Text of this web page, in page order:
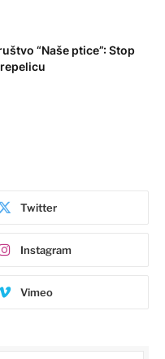
“Naše ptice”: Stop
Twitter
Instagram
Vimeo